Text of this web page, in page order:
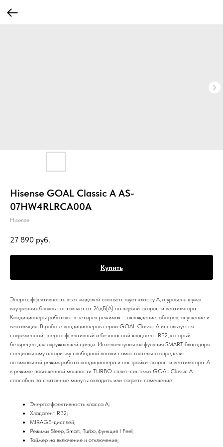
Hisense GOAL Classic A AS-
07HW4RLRCA00A
Hisense
27 890 руб.
Купить
Энергоэффективность всех моделей соответствует классу А, а уровень шума
внутренних блоков составляет от 26дБ(А) на первой скорости вентилятора.
Кондиционеры работают в четырех режимах – охлаждение, обогрев, осушение и
вентиляция. В работе кондиционеров серии GOAL Classic A используется
современный энергоэффективный и безопасный хладагент R32, который
безвреден для окружающей среды. Интеллектуальная функция SMART благодаря
специальному алгоритму свободной логики самостоятельно определит
оптимальный режим работы кондиционера и настройки скорости вентилятора. А
в режиме повышенной мощности TURBO сплит-системы GOAL Classic A
способны за считанные минуты охладить или согреть помещение.
Энергоэффективность класса А;
Хладагент R32;
MIRAGE-дисплей;
Режимы Sleep, Smart, Turbo, функция I Feel;
Таймер на включение и отключение;